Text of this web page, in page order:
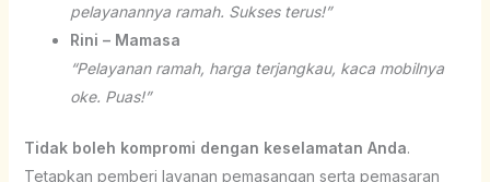
pelayanannya ramah. Sukses terus!”
Rini – Mamasa
“Pelayanan ramah, harga terjangkau, kaca mobilnya
oke. Puas!”
Tidak boleh kompromi dengan keselamatan Anda.
Tetapkan pemberi layanan pemasangan serta pemasaran